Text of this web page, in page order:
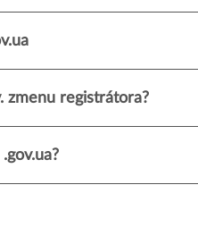
zmenu registrátora?